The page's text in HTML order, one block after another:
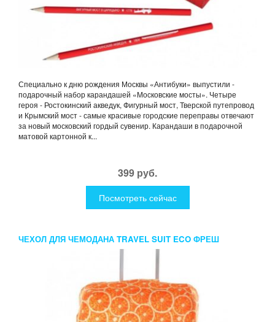
Специально к дню рождения Москвы «Антибуки» выпустили -
подарочный набор карандашей «Московские мосты». Четыре
героя - Ростокинский акведук, Фигурный мост, Тверской путепровод
и Крымский мост - самые красивые городские переправы отвечают
за новый московский гордый сувенир. Карандаши в подарочной
матовой картонной к...
399 руб.
Посмотреть сейчас
ЧЕХОЛ ДЛЯ ЧЕМОДАНА TRAVEL SUIT ECO ФРЕШ